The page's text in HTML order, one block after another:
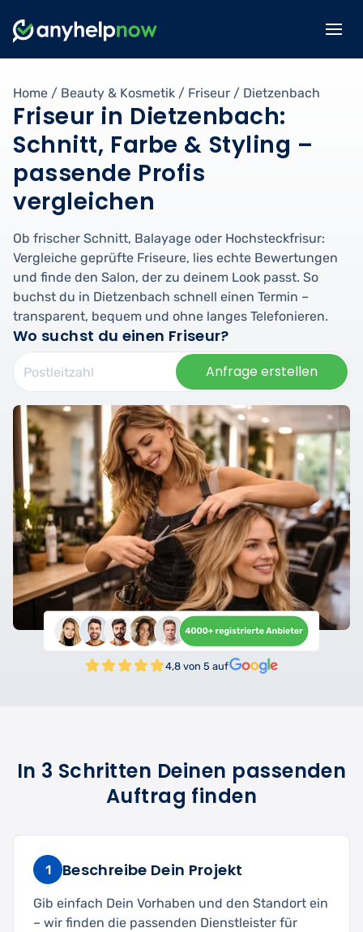
Home / Beauty & Kosmetik / Friseur / Dietzenbach
Friseur in Dietzenbach:
Schnitt, Farbe & Styling –
passende Profis
vergleichen
Ob frischer Schnitt, Balayage oder Hochsteckfrisur:
Vergleiche geprüfte Friseure, lies echte Bewertungen
und finde den Salon, der zu deinem Look passt. So
buchst du in Dietzenbach schnell einen Termin –
transparent, bequem und ohne langes Telefonieren.
Wo suchst du einen Friseur?
Anfrage erstellen
4,8 von 5 auf
In 3 Schritten Deinen passenden
Auftrag finden
1 Beschreibe Dein Projekt
Gib einfach Dein Vorhaben und den Standort ein
– wir finden die passenden Dienstleister für